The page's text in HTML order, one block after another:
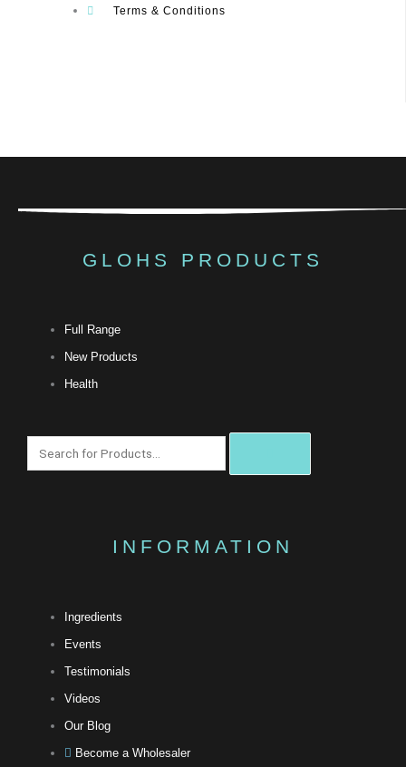
Terms & Conditions
GLOHS PRODUCTS
Full Range
New Products
Health
INFORMATION
Ingredients
Events
Testimonials
Videos
Our Blog
Become a Wholesaler